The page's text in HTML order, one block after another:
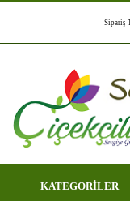
Sipariş
KATEGORİLER